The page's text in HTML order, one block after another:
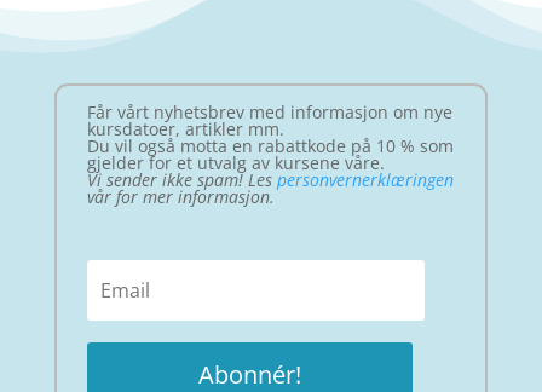
Får vårt nyhetsbrev med informasjon om nye
kursdatoer, artikler mm.
Du vil også motta en rabattkode på 10 % som
gjelder for et utvalg av kursene våre.
Vi sender ikke spam! Les personvernerklæringen
vår for mer informasjon.
Abonnér!